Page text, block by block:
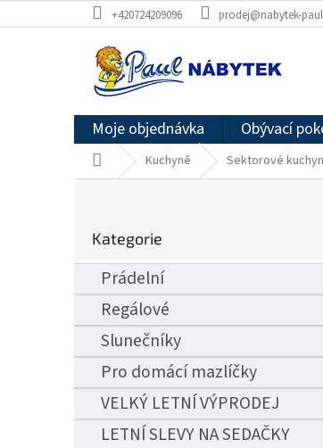
na
+420724209096 prodej@nabytek-
Moje objednávka Obývací
Domů Kuchyně Sektorové
r
n
p
a
e
kategorie
Kategorie
Prádelní
Regálové
Slunečníky
Pro domácí mazlíčky
VELKÝ LETNÍ VÝPRODEJ
LETNÍ SLEVY NA SEDAČKY